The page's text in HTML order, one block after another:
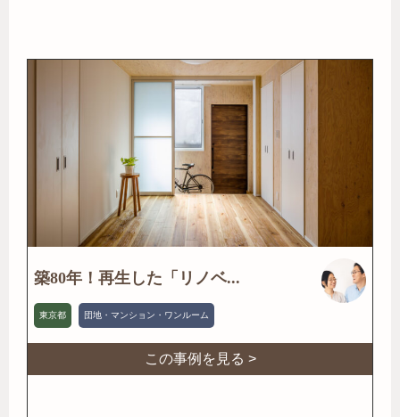
築80年！再生した「リノベ...
東京都 団地・マンション・ワンルーム
この事例を見る >